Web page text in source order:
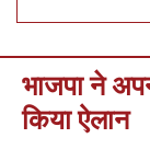
भाजपा ने
किया ऐलान